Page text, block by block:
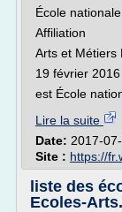
École
Affiliation
Arts et Métiers
19 février 2016
est École
Lire la suite
Date: 2017-
Site : https://
liste des
Ecoles-